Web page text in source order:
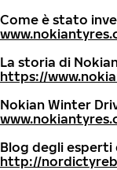
Come è stato
La storia di
https://
Nokian Winter
Blog degli esperti
http://